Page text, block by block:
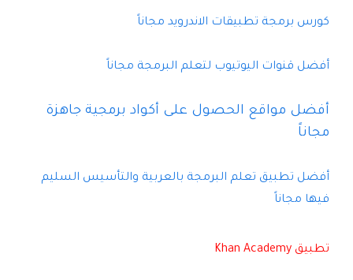
كورس برمجة تطبيقات الاندرويد مجاناً
أفضل قنوات اليوتيوب لتعلم البرمجة مجاناً
أفضل مواقع الحصول على أكواد برمجية جاهزة
مجاناً
أفضل تطبيق تعلم البرمجة بالعربية والتأسيس السليم
فيها مجاناً
تطبيق Khan Academy‏